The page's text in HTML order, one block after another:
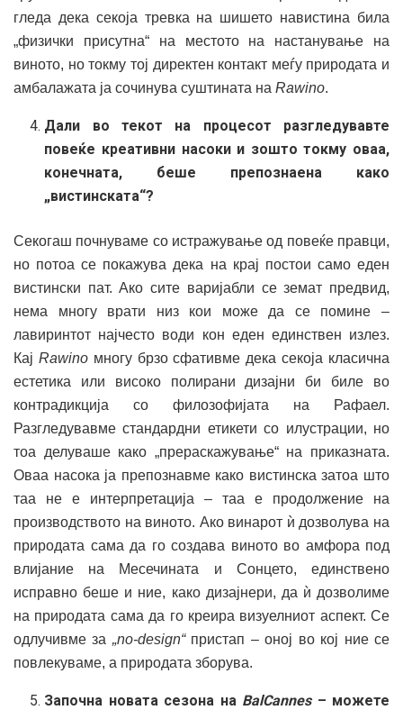
гледа дека секоја тревка на шишето навистина била
„физички присутна“ на местото на настанување на
виното, но токму тој директен контакт меѓу природата и
амбалажата ја сочинува суштината на Rawino.
Дали во текот на процесот разгледувавте
повеќе креативни насоки и зошто токму оваа,
конечната, беше препознаена како
„вистинската“?
Секогаш почнуваме со истражување од повеќе правци,
но потоа се покажува дека на крај постои само еден
вистински пат. Ако сите варијабли се земат предвид,
нема многу врати низ кои може да се помине –
лавиринтот најчесто води кон еден единствен излез.
Кај Rawinoмногу брзо сфативме дека секоја класична
естетика или високо полирани дизајни би биле во
контрадикција со филозофијата на Рафаел.
Разгледувавме стандардни етикети со илустрации, но
тоа делуваше како „прераскажување“ на приказната.
Оваа насока ја препознавме како вистинска затоа што
таа не е интерпретација – таа е продолжение на
производството на виното. Ако винарот ѝ дозволува на
природата сама да го создава виното во амфора под
влијание на Месечината и Сонцето, единствено
исправно беше и ние, како дизајнери, да ѝ дозволиме
на природата сама да го креира визуелниот аспект. Се
одлучивме за „no-design“пристап – оној во кој ние се
повлекуваме, а природата зборува.
Започна новата сезона на BalCannes– можете